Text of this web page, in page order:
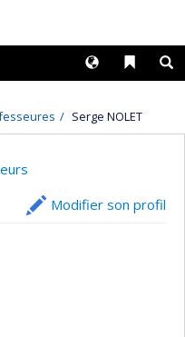
Liens
Langues
Serge NOLET
Modifier son profil